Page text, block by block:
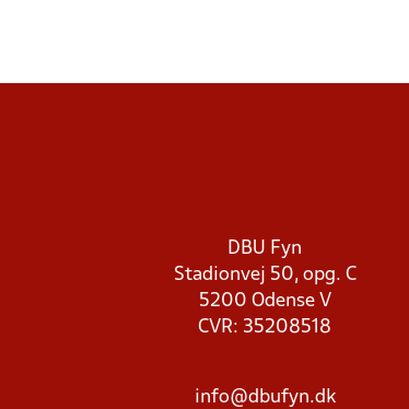
DBU Fyn
Stadionvej 50, opg. C
5200 Odense V
CVR: 35208518
info@dbufyn.dk